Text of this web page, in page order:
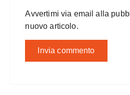
Avvertimi via email alla
nuovo articolo.